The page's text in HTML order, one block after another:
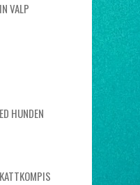
VALP
HUNDEN